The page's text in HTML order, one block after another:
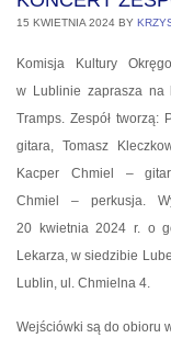
15 KWIETNIA 2024 BY
Komisja Kultury
w Lublinie zaprasza na
Tramps. Zespół tworzą:
gitara, Tomasz
Kacper Chmiel –
Chmiel – perkusja.
20 kwietnia 2024 r. o
Lekarza, w siedzibie
Lublin, ul. Chmielna 4.
Wejściówki są do obioru